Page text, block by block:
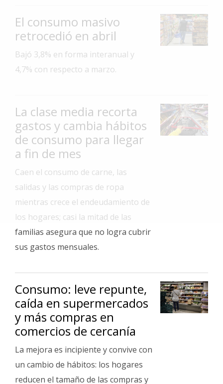
General
La
Ciudad
Deportes
Espectáculos
Policiales
Cartelera
Fotos
Familia
Fúnebres
El consumo masivo
retrocedió en abril
Bajó 3,8% en forma interanual y
4,7% con respecto a marzo.
La clase media recorta
gastos y cambia hábitos
de consumo para llegar
a fin de mes
Caen el consumo de carne, las
salidas y las compras de ropa
mientras crece el endeudamiento de
los hogares; casi la mitad de las
familias asegura que no logra cubrir
sus gastos mensuales.
Consumo: leve repunte,
caída en supermercados
y más compras en
comercios de cercanía
La mejora es incipiente y convive con
un cambio de hábitos: los hogares
reducen el tamaño de las compras y